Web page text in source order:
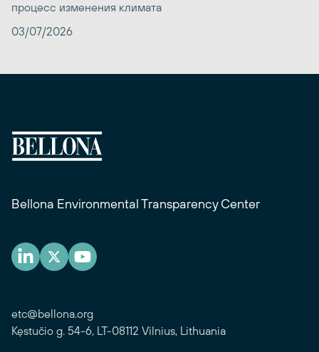
процесс изменения климата
03/07/2026
Bellona Environmental Transparency Center
etc@bellona.org
Kęstučio g. 54-6, LT-08112 Vilnius, Lithuania